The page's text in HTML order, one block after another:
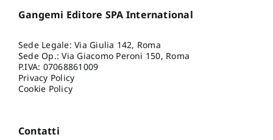
Gangemi Editore SPA International
Sede Legale: Via Giulia 142, Roma
Sede Op.: Via Giacomo Peroni 150, Roma
P.IVA: 07068861009
Privacy Policy
Cookie Policy
Contatti